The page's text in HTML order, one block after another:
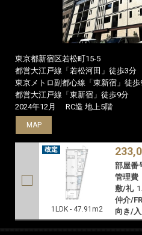
東京都新宿区若松町15-5
都営大江戸線「若松河田」徒歩3分
東京メトロ副都心線「東新宿」徒歩
都営大江戸線「東新宿」徒歩9分
2024年12月
RC造 地上5階
MAP
1LDK - 47.91m2
部屋番
管理費
敷/礼
仲介/FR
向き/